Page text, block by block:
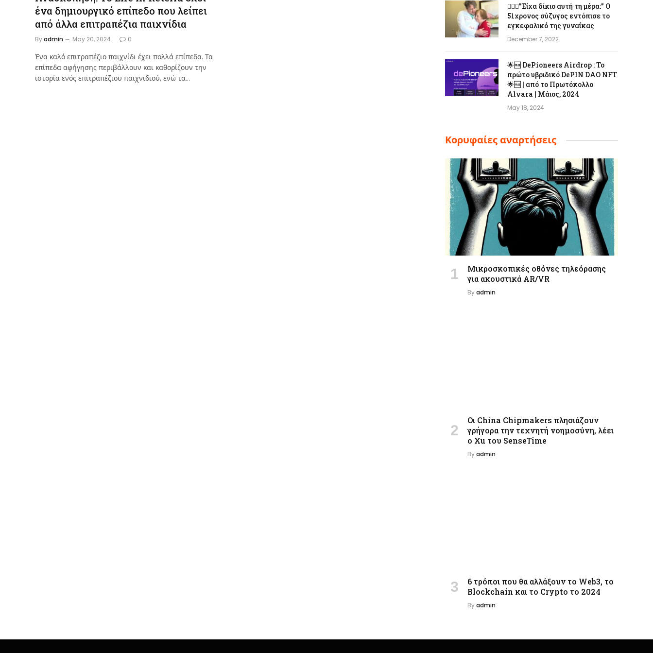
ένα δημιουργικό επίπεδο που λείπει
από άλλα επιτραπέζια παιχνίδια
Byadmin May 20, 2024 0
Ένα καλό επιτραπέζιο παιχνίδι έχει πολλά επίπεδα. Τα
επίπεδα αφήγησης περιβάλλουν και καθορίζουν την
ιστορία ενός επιτραπέζιου παιχνιδιού, ενώ τα…
👨‍❤️‍👩”Είχα δίκιο αυτή τη μέρα:” Ο
51χρονος σύζυγος εντόπισε το
εγκεφαλικό της γυναίκας
December 7, 2022
🌟🆓 DePioneers Airdrop : Το
πρώτο υβριδικό DePIN DAO NFT
🌟🆓 | από το Πρωτόκολλο
Alvara | Μάιος, 2024
May 18, 2024
Κορυφαίες αναρτήσεις
Μικροσκοπικές οθόνες τηλεόρασης
για ακουστικά AR/VR
Byadmin
Οι China Chipmakers πλησιάζουν
γρήγορα την τεχνητή νοημοσύνη, λέει
ο Xu του SenseTime
Byadmin
6 τρόποι που θα αλλάξουν το Web3, το
Blockchain και το Crypto το 2024
Byadmin